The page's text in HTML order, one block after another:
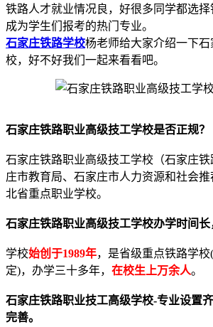
铁路人才就业情况良，好很多同学都选
成为学生们报考的热门专业。
石家庄铁路学校杨老师给大家介绍一下
校，好不好我们一起来看看吧。
石家庄铁路职业高级技工学校是否正规？
石家庄铁路职业高级技工学校（石家庄
庄市教育局、石家庄市人力资源和社会
北省重点职业学校。
石家庄铁路职业高级技工学校办学时间长
学校始创于1989年，是省级重点铁路学
定)，办学三十多年， 在校生上万余人。
石家庄铁路职业技工高级学校-专业设置
完善。